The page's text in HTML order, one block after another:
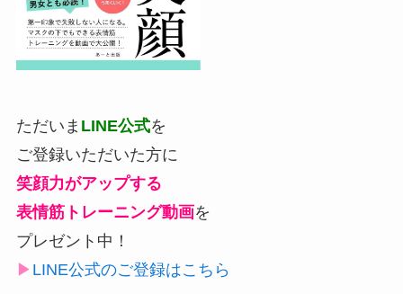
ただいま LINE公式を
ご登録いただいた方に
笑顔力がアップする
表情筋トレーニング動画を
プレゼント中！
▶︎ LINE公式のご登録はこちら